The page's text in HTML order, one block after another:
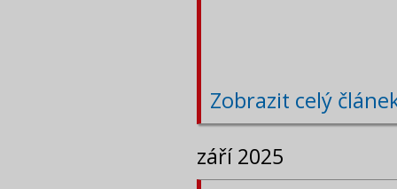
Zobrazit celý
září 2025